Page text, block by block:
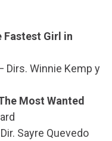
Fastest Girl in
Dirs. Winnie Kemp y
Most Wanted
Sayre Quevedo